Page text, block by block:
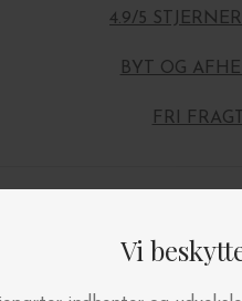
4.9/5
BYT OG
FRI